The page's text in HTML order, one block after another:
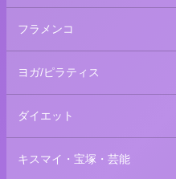
フラメンコ
ヨガ/ピラティス
ダイエット
キスマイ・宝塚・芸能